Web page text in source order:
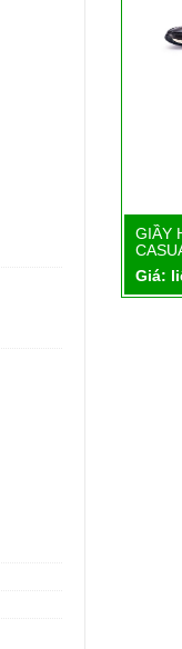
GIẦY
Giá: